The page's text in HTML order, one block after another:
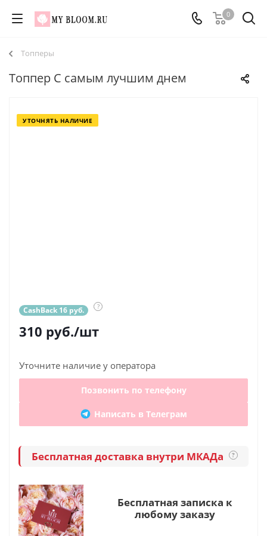
0
Топперы
Топпер С самым лучшим днем
УТОЧНЯТЬ НАЛИЧИЕ
CashBack 16 руб. ?
310 руб./шт
Уточните наличие у оператора
Позвонить по телефону
Написать в Телеграм
Бесплатная доставка внутри МКАДа ?
Бесплатная записка к
любому заказу